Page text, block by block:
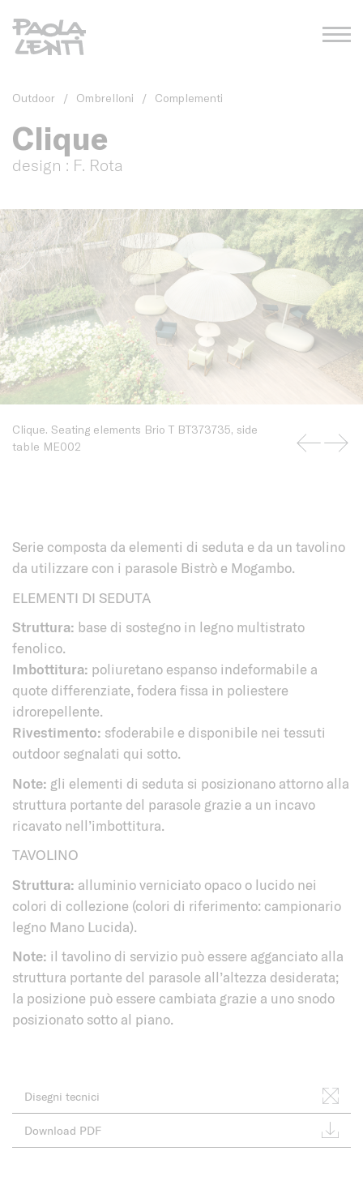
Outdoor / Ombrelloni / Complementi
Clique
design : F. Rota
Clique. Seating elements Brio T BT373735, side
table ME002
Serie composta da elementi di seduta e da un tavolino
da utilizzare con i parasole Bistrò e Mogambo.
ELEMENTI DI SEDUTA
Struttura: base di sostegno in legno multistrato
fenolico.
Imbottitura: poliuretano espanso indeformabile a
quote differenziate, fodera fissa in poliestere
idrorepellente.
Rivestimento: sfoderabile e disponibile nei tessuti
outdoor segnalati qui sotto.
Note: gli elementi di seduta si posizionano attorno alla
struttura portante del parasole grazie a un incavo
ricavato nell’imbottitura.
TAVOLINO
Struttura: alluminio verniciato opaco o lucido nei
colori di collezione (colori di riferimento: campionario
legno Mano Lucida).
Note: il tavolino di servizio può essere agganciato alla
struttura portante del parasole all’altezza desiderata;
la posizione può essere cambiata grazie a uno snodo
posizionato sotto al piano.
Disegni tecnici
Download PDF